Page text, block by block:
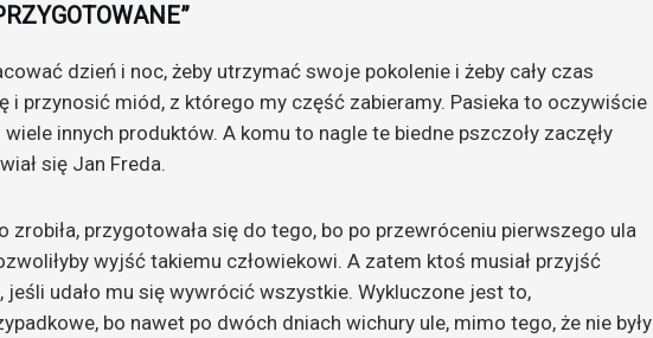
dzień i noc, żeby utrzymać swoje pokolenie i żeby cały czas
i przynosić miód, z którego my część zabieramy. Pasieka to oczywiście
wiele innych produktów. A komu to nagle te biedne pszczoły zaczęły
się Jan Freda.
zrobiła, przygotowała się do tego, bo po przewróceniu pierwszego ula
wyjść takiemu człowiekowi. A zatem ktoś musiał przyjść
jeśli udało mu się wywrócić wszystkie. Wykluczone jest to,
bo nawet po dwóch dniach wichury ule, mimo tego, że nie były